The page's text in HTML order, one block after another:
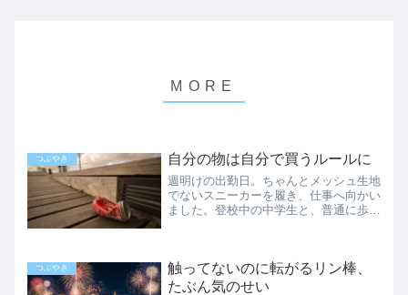
つぶやき 自分の物は自分で買うルールに
週明けの出勤日。ちゃんとメッシュ生地
でないスニーカーを履き、仕事へ向かい
ました。登校中の中学生と、普通に歩道
るようになって、けっこう...
つぶやき
触ってないのに転がるリン棒、
たぶん気のせい